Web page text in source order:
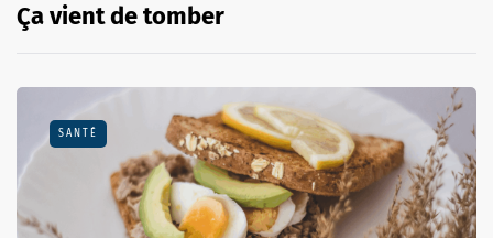
Ça vient de tomber
SANTÉ